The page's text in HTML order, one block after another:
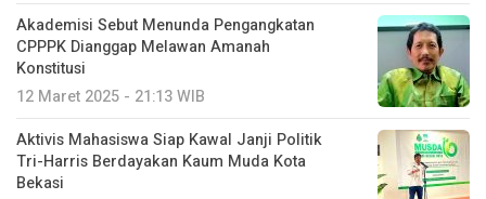
Akademisi Sebut Menunda Pengangkatan
CPPPK Dianggap Melawan Amanah
Konstitusi
12 Maret 2025 - 21:13 WIB
Aktivis Mahasiswa Siap Kawal Janji Politik
Tri-Harris Berdayakan Kaum Muda Kota
Bekasi